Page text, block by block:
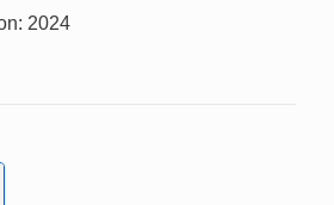
2024